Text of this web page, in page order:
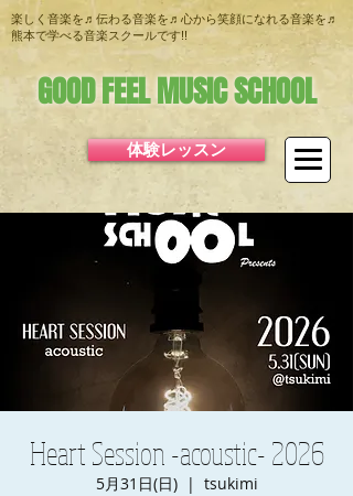
GOOD FEEL MUSIC SCHOOL
体験レッスン
楽しく音楽を♬伝わる音楽を♬心から笑顔になれる音楽を♬
熊本で学べる音楽スクールです!!
Heart Session -acoustic- 2026
5月31日(日)
  |
tsukimi